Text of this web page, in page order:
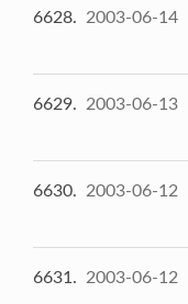
6628 2003-06-14
6629 2003-06-13
6630 2003-06-12
6631 2003-06-12